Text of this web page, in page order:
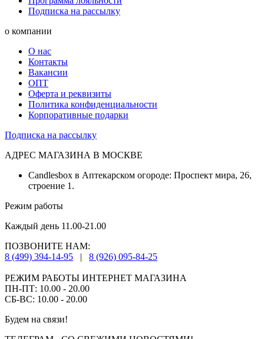
Подписка на рассылку
о компании
О нас
Контакты
Вакансии
ОПТ
Оферта и реквизиты
Политика конфиденциальности
Корпоративные подарки
Подписка на рассылку
АДРЕС МАГАЗИНА В МОСКВЕ
Candlesbox в Аптекарском огороде: Проспект мира, 26,
строение 1.
Режим работы
Каждый день 11.00-21.00
ПОЗВОНИТЕ НАМ:
8 (499) 394-14-95
| 8 (926) 095-84-25
РЕЖИМ РАБОТЫ ИНТЕРНЕТ МАГАЗИНА
ПН-ПТ: 10.00 - 20.00
СБ-ВС: 10.00 - 20.00
Будем на связи!